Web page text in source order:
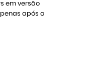
em versão
após a